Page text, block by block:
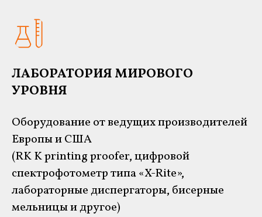
ЛАБОРАТОРИЯ МИРОВОГО
УРОВНЯ
Оборудование от ведущих производителей
Европы и США
(RK K printing proofer, цифровой
спектрофотометр типа «X-Rite»,
лабораторные диспергаторы, бисерные
мельницы и другое)